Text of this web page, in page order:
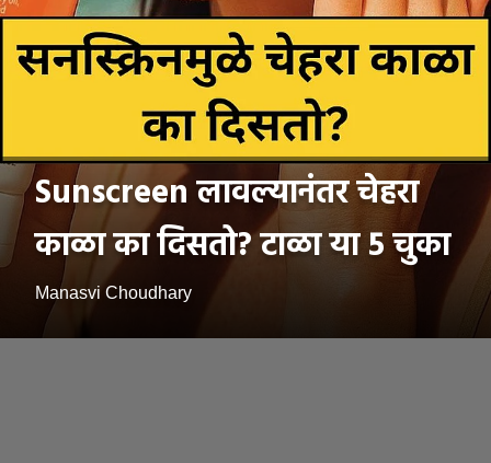
Sunscreen लावल्यानंतर चेहरा
काळा का दिसतो? टाळा या 5 चुका
Manasvi Choudhary